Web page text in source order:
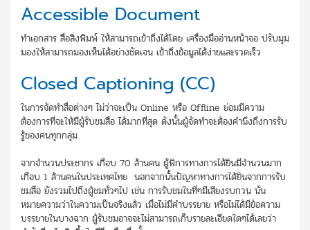
Accessible Document
ทำเอกสาร สื่อสิ่งพิมพ์ ให้สามารถเข้าถึงได้โดย เครื่องมืออ่านหน้าจอ ปรับมุม
มองให้สามารถมองเห็นได้อย่างชัดเจน เข้าถึงข้อมูลได้ง่ายและรวดเร็ว
Closed Captioning (CC)
ในการจัดทำสื่อต่างๆ ไม่ว่าจะเป็น Online หรือ Offline ย่อมมีความ
ต้องการที่จะให้มีผู้รับชมสื่อ ได้มากที่สุด ดังนั้นผู้จัดทำจะต้องคำนึงถึงการรับ
รู้ของคนทุกกลุ่ม
จากจำนวนประชากร เกือบ 70 ล้านคน ผู้พิการทางการได้ยินมีจำนวนมาก
เกือบ 1 ล้านคนในประเทศไทย นอกจากนั้นปัญหาทางการได้ยินจากการรับ
ชมสื่อ ยังรวมไปถึงผู้ชมทั่วๆไป เช่น การรับชมในที่ๆมีเสียงรบกวน นั่น
หมายความว่าในความเป็นจริงแล้ว เมื่อไม่มีคำบรรยาย หรือไม่ได้มีข้อความ
บรรยายในบางฉาก ผู้รับชมอาจจะไม่สามารถเก็บรายละเอียดใดๆได้เลยว่า